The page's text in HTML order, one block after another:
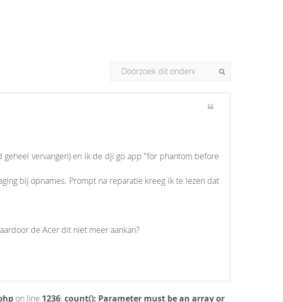
vervangen) en ik de dji go app "for phantom before
bij opnames. Prompt na reparatie kreeg ik te lezen dat
de Acer dit niet meer aankan?
on line 1236: count(): Parameter must be an array or